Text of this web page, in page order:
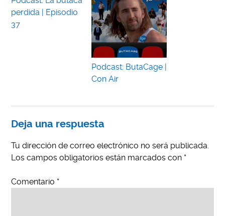
perdida | Episodio
37
Podcast: ButaCage |
Con Air
Deja una respuesta
Tu dirección de correo electrónico no será publicada.
Los campos obligatorios están marcados con *
Comentario *